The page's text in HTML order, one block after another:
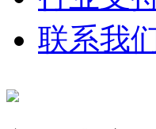
联系我